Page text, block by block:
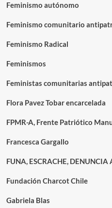
Feminismo autónomo
Feminismo comunitario
Feminismo Radical
Feminismos
Feministas comunitarias
Flora Pavez Tobar encarcelada
FPMR-A, Frente Patriótico
Francesca Gargallo
FUNA, ESCRACHE, DENUNCIA
Fundación Charcot Chile
Gabriela Blas